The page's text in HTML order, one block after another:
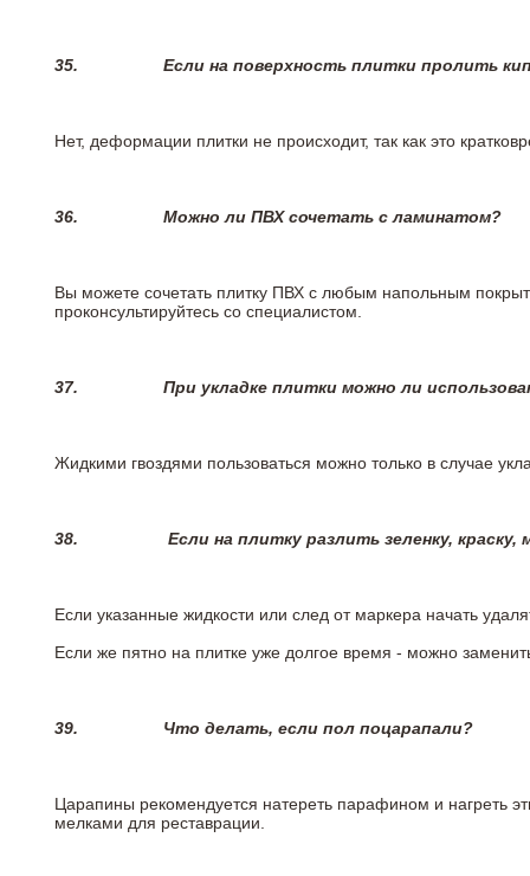
35. Если на поверхность плитки пролить
Нет, деформации плитки не происходит, так как это
36. Можно ли ПВХ сочетать с ламинатом?
Вы можете сочетать плитку ПВХ с любым напольным
проконсультируйтесь со специалистом.
37. При укладке плитки можно ли
Жидкими гвоздями пользоваться можно только в случае
38. Если на плитку разлить зеленку,
Если указанные жидкости или след от маркера начать
Если же пятно на плитке уже долгое время - можно
39. Что делать, если пол поцарапали?
Царапины рекомендуется натереть парафином и нагреть
мелками для реставрации.